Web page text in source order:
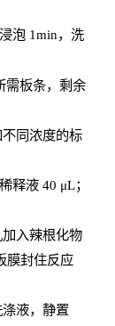
泡 1min，洗
需板条，剩余
同浓度的标
释液 40 μL；
入辣根化物
膜封住反应
液，静置